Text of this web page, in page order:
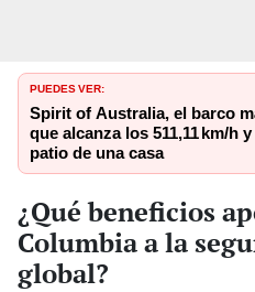
PUEDES VER:
Spirit of Australia, el barco
que alcanza los 511,11 km/h
patio de una casa
¿Qué beneficios
Columbia a la
global?